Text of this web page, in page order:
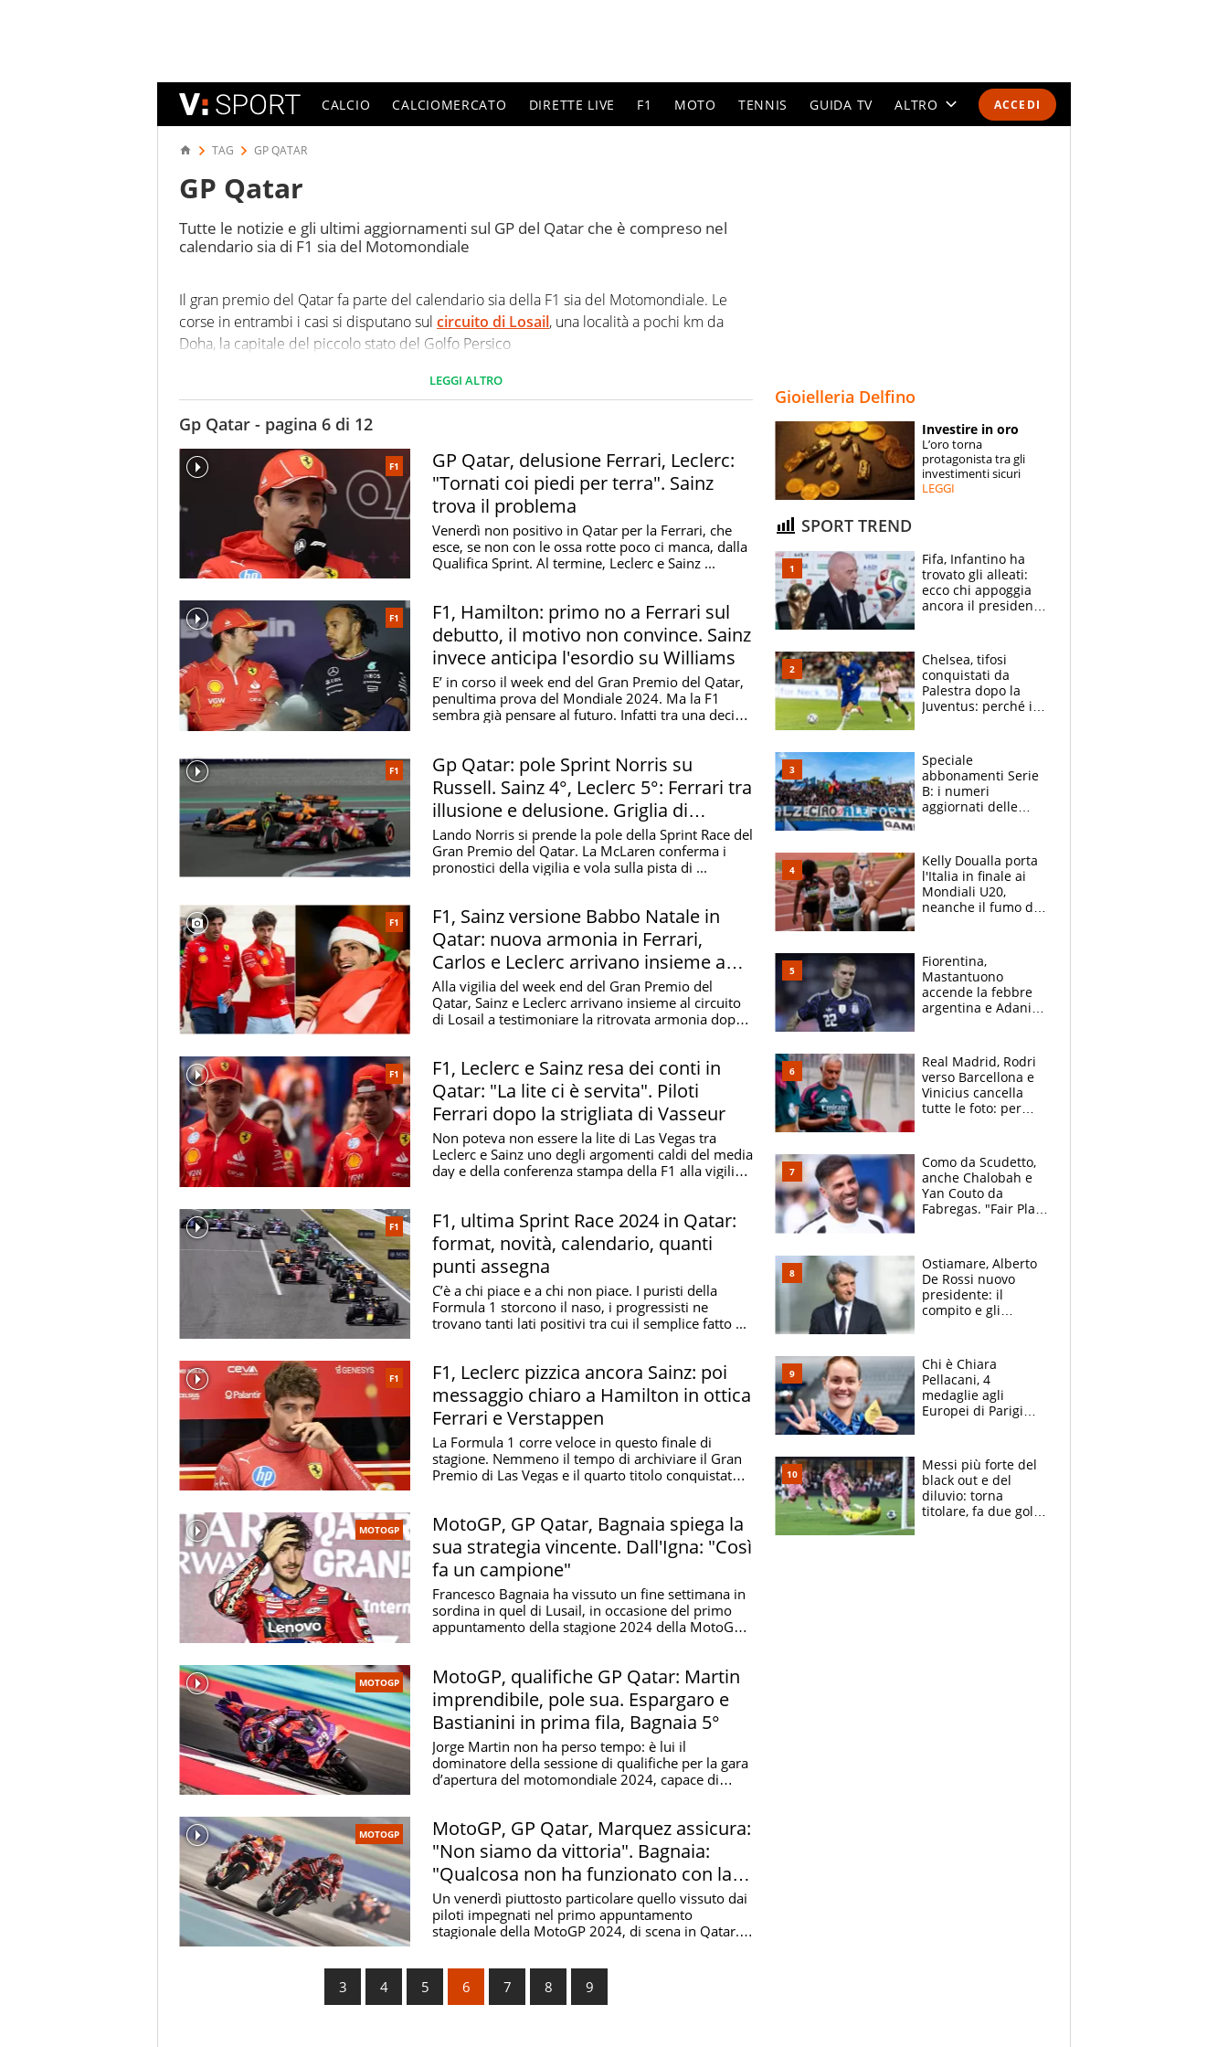
ACCEDI
CALCIO CALCIOMERCATO DIRETTE LIVE F1 MOTO TENNIS GUIDA TV ALTRO
SPECIALI
ESPERTI
TAG GP QATAR
GP Qatar
Tutte le notizie e gli ultimi aggiornamenti sul GP del Qatar che è compreso nel
calendario sia di F1 sia del Motomondiale
Il gran premio del Qatar fa parte del calendario sia della F1 sia del Motomondiale. Le
corse in entrambi i casi si disputano sul circuito di Losail, una località a pochi km da
Doha, la capitale del piccolo stato del Golfo Persico
LEGGI ALTRO
Gp Qatar - pagina 6 di 12
F1
GP Qatar, delusione Ferrari, Leclerc:
"Tornati coi piedi per terra". Sainz
trova il problema
Venerdì non positivo in Qatar per la Ferrari, che
esce, se non con le ossa rotte poco ci manca, dalla
Qualifica Sprint. Al termine, Leclerc e Sainz ...
F1
F1, Hamilton: primo no a Ferrari sul
debutto, il motivo non convince. Sainz
invece anticipa l'esordio su Williams
E’ in corso il week end del Gran Premio del Qatar,
penultima prova del Mondiale 2024. Ma la F1
sembra già pensare al futuro. Infatti tra una decina
F1
Gp Qatar: pole Sprint Norris su
Russell. Sainz 4°, Leclerc 5°: Ferrari tra
illusione e delusione. Griglia di
partenza
Lando Norris si prende la pole della Sprint Race del
Gran Premio del Qatar. La McLaren conferma i
pronostici della vigilia e vola sulla pista di ...
F1
F1, Sainz versione Babbo Natale in
Qatar: nuova armonia in Ferrari,
Carlos e Leclerc arrivano insieme a
Losail
Alla vigilia del week end del Gran Premio del
Qatar, Sainz e Leclerc arrivano insieme al circuito
di Losail a testimoniare la ritrovata armonia dopo
F1
F1, Leclerc e Sainz resa dei conti in
Qatar: "La lite ci è servita". Piloti
Ferrari dopo la strigliata di Vasseur
Non poteva non essere la lite di Las Vegas tra
Leclerc e Sainz uno degli argomenti caldi del media
day e della conferenza stampa della F1 alla vigilia
F1
F1, ultima Sprint Race 2024 in Qatar:
format, novità, calendario, quanti
punti assegna
C’è a chi piace e a chi non piace. I puristi della
Formula 1 storcono il naso, i progressisti ne
trovano tanti lati positivi tra cui il semplice fatto ...
F1
F1, Leclerc pizzica ancora Sainz: poi
messaggio chiaro a Hamilton in ottica
Ferrari e Verstappen
La Formula 1 corre veloce in questo finale di
stagione. Nemmeno il tempo di archiviare il Gran
Premio di Las Vegas e il quarto titolo conquistato
MOTOGP
MotoGP, GP Qatar, Bagnaia spiega la
sua strategia vincente. Dall'Igna: "Così
fa un campione"
Francesco Bagnaia ha vissuto un fine settimana in
sordina in quel di Lusail, in occasione del primo
appuntamento della stagione 2024 della MotoGP.
MOTOGP
MotoGP, qualifiche GP Qatar: Martin
imprendibile, pole sua. Espargaro e
Bastianini in prima fila, Bagnaia 5°
Jorge Martin non ha perso tempo: è lui il
dominatore della sessione di qualifiche per la gara
d’apertura del motomondiale 2024, capace di
MOTOGP
MotoGP, GP Qatar, Marquez assicura:
"Non siamo da vittoria". Bagnaia:
"Qualcosa non ha funzionato con la
Ducati"
Un venerdì piuttosto particolare quello vissuto dai
piloti impegnati nel primo appuntamento
stagionale della MotoGP 2024, di scena in Qatar.
3 4 5 6 7 8 9
Gioielleria Delfino
Investire in oro
L’oro torna
protagonista tra gli
investimenti sicuri
LEGGI
SPORT TREND
Fifa, Infantino ha
trovato gli alleati:
ecco chi appoggia
ancora il presidente
Chelsea, tifosi
conquistati da
Palestra dopo la
Juventus: perché i
Speciale
abbonamenti Serie
B: i numeri
aggiornati delle
Kelly Doualla porta
l'Italia in finale ai
Mondiali U20,
neanche il fumo di
Fiorentina,
Mastantuono
accende la febbre
argentina e Adani
festa’ a Commisso
Real Madrid, Rodri
verso Barcellona e
Vinicius cancella
tutte le foto: per
Como da Scudetto,
anche Chalobah e
Yan Couto da
Fabregas. "Fair Play
multa"
Ostiamare, Alberto
De Rossi nuovo
presidente: il
compito e gli
Chi è Chiara
Pellacani, 4
medaglie agli
Europei di Parigi
giornalista, mamma
insegnante e il
fratello calciatore
Messi più forte del
black out e del
diluvio: torna
titolare, fa due gol e